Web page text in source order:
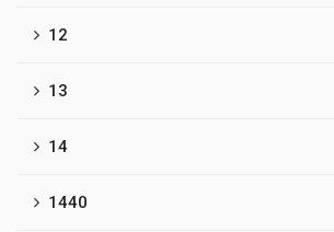
12
13
14
1440